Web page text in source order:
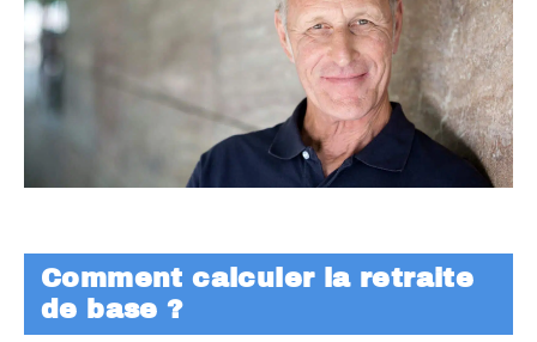
Comment calculer la retraite
de base ?